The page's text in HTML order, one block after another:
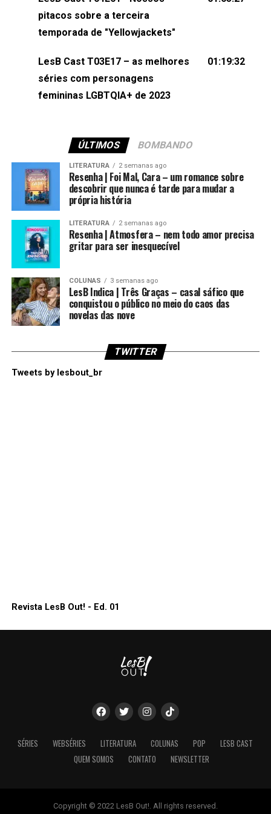
(⁠⁠⁠⁠@brunarfentanes⁠⁠⁠⁠) e Pollyelly FlorêncioEdição de
Naiady Machado
pitacos sobre a terceira
temporada de "Yellowjackets"
LesB Cast T03E17 – as melhores
séries com personagens
femininas LGBTQIA+ de 2023
01:19:32
ÚLTIMOS BOMBANDO
LITERATURA 2 semanas ago
Resenha | Foi Mal, Cara – um romance sobre
descobrir que nunca é tarde para mudar a
própria história
LITERATURA 2 semanas ago
Resenha | Atmosfera – nem todo amor precisa
gritar para ser inesquecível
COLUNAS 3 semanas ago
LesB Indica | Três Graças – casal sáfico que
conquistou o público no meio do caos das
novelas das nove
TWITTER
Tweets by lesbout_br
Revista LesB Out! - Ed. 01
SÉRIES WEBSÉRIES LITERATURA COLUNAS POP
LESB CAST
QUEM SOMOS
CONTATO NEWSLETTER
Copyright © 2022 LesB Out!. All rights reserved.